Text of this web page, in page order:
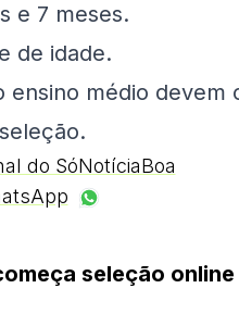
e 7 meses.
de idade.
ensino médio
do SóNotíciaBoa
seleção